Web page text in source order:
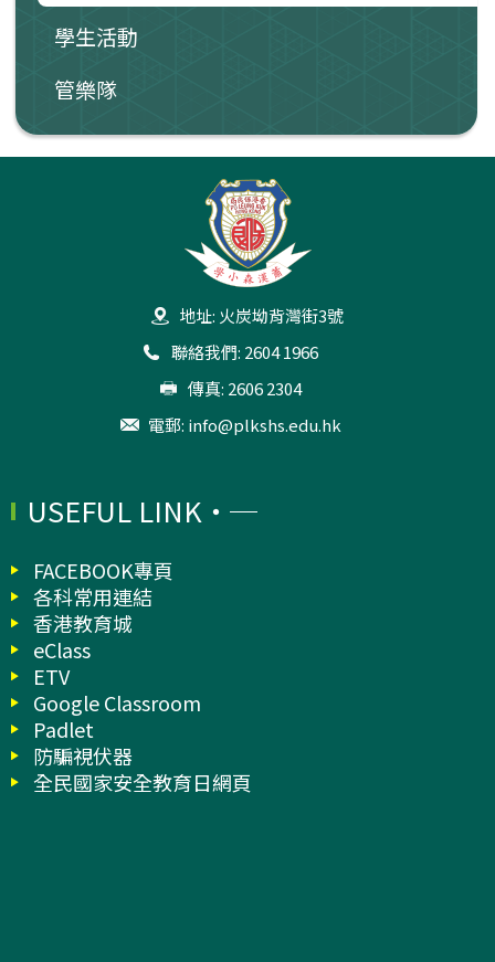
學生活動
管樂隊
地址: 火炭坳背灣街3號
聯絡我們: 2604 1966
傳真: 2606 2304
電郵: info@plkshs.edu.hk
USEFUL LINK
FACEBOOK專頁
各科常用連結
香港教育城
eClass
ETV
Google Classroom
Padlet
防騙視伏器
全民國家安全教育日網頁